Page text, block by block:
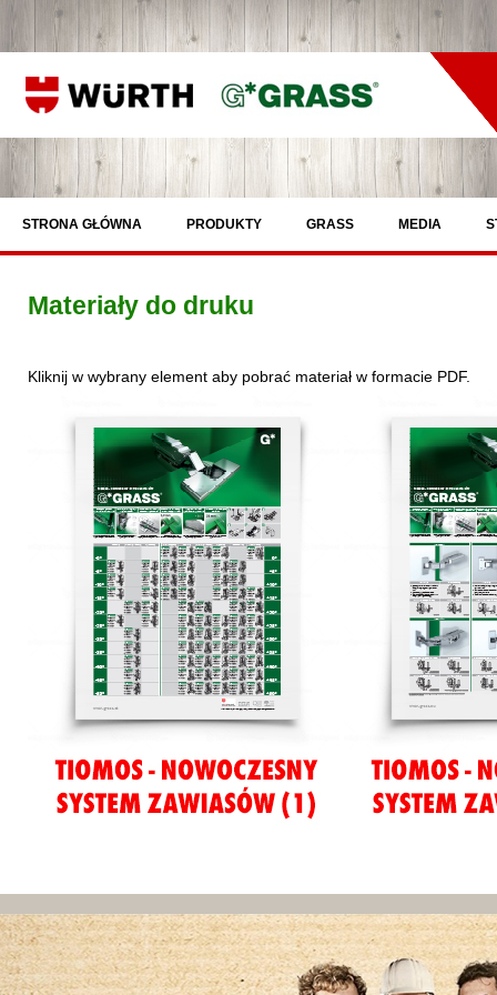
STRONA GŁÓWNA PRODUKTY GRASS MEDIA
Materiały do druku
Kliknij w wybrany element aby pobrać materiał w formacie PDF.